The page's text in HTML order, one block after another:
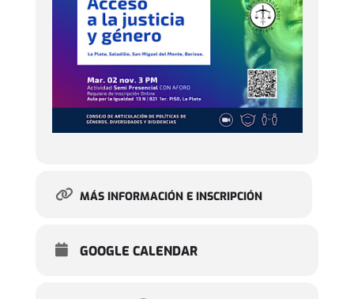
MÁS INFORMACIÓN E INSCRIPCIÓN
GOOGLE CALENDAR